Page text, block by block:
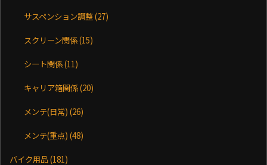
サスペンション調整(27)
スクリーン関係(15)
シート関係(11)
キャリア箱関係(20)
メンテ(日常)(26)
メンテ(重点)(48)
バイク用品(181)